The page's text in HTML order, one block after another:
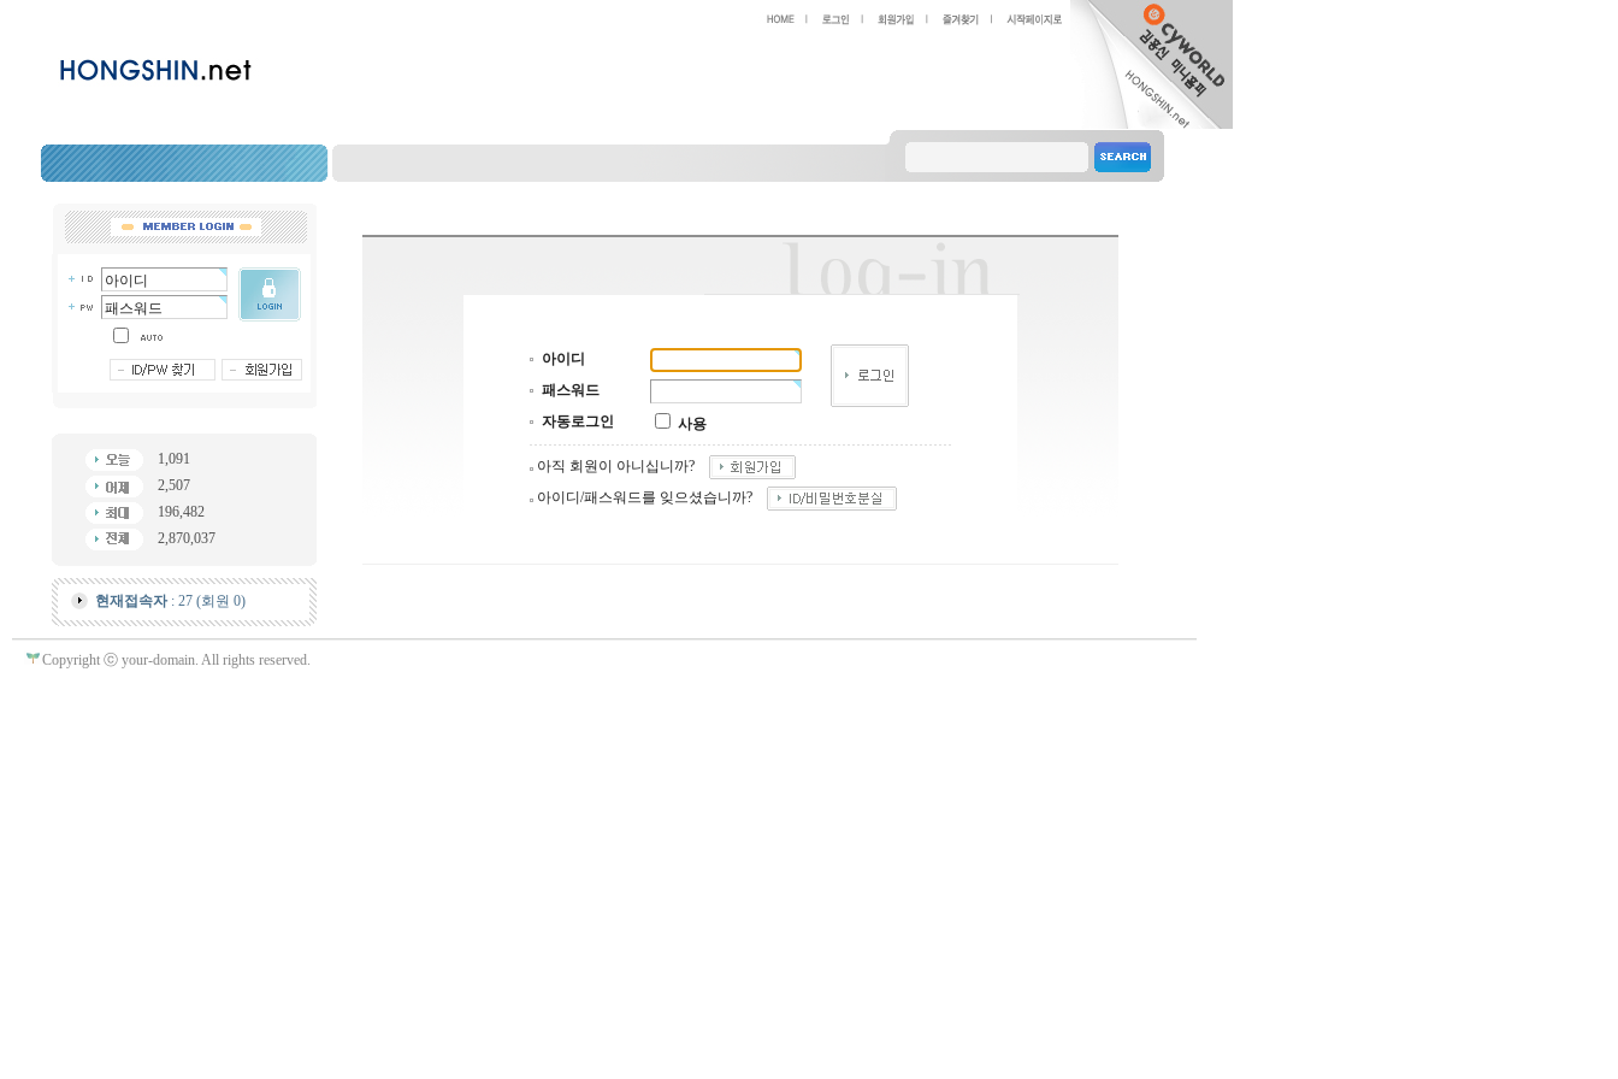
1,091
2,507
196,482
2,870,037
현재접속자: 27 (회원 0)
아이디
패스워드
자동로그인
사용
아직 회원이 아니십니까?
아이디/패스워드를 잊으셨습니까?
Copyright ⓒ your-domain. All rights reserved.